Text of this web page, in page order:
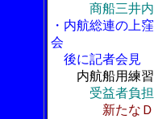
商船三井
・内航総連の上
会
後に記者会見
内航船用練
受益者負
新たな